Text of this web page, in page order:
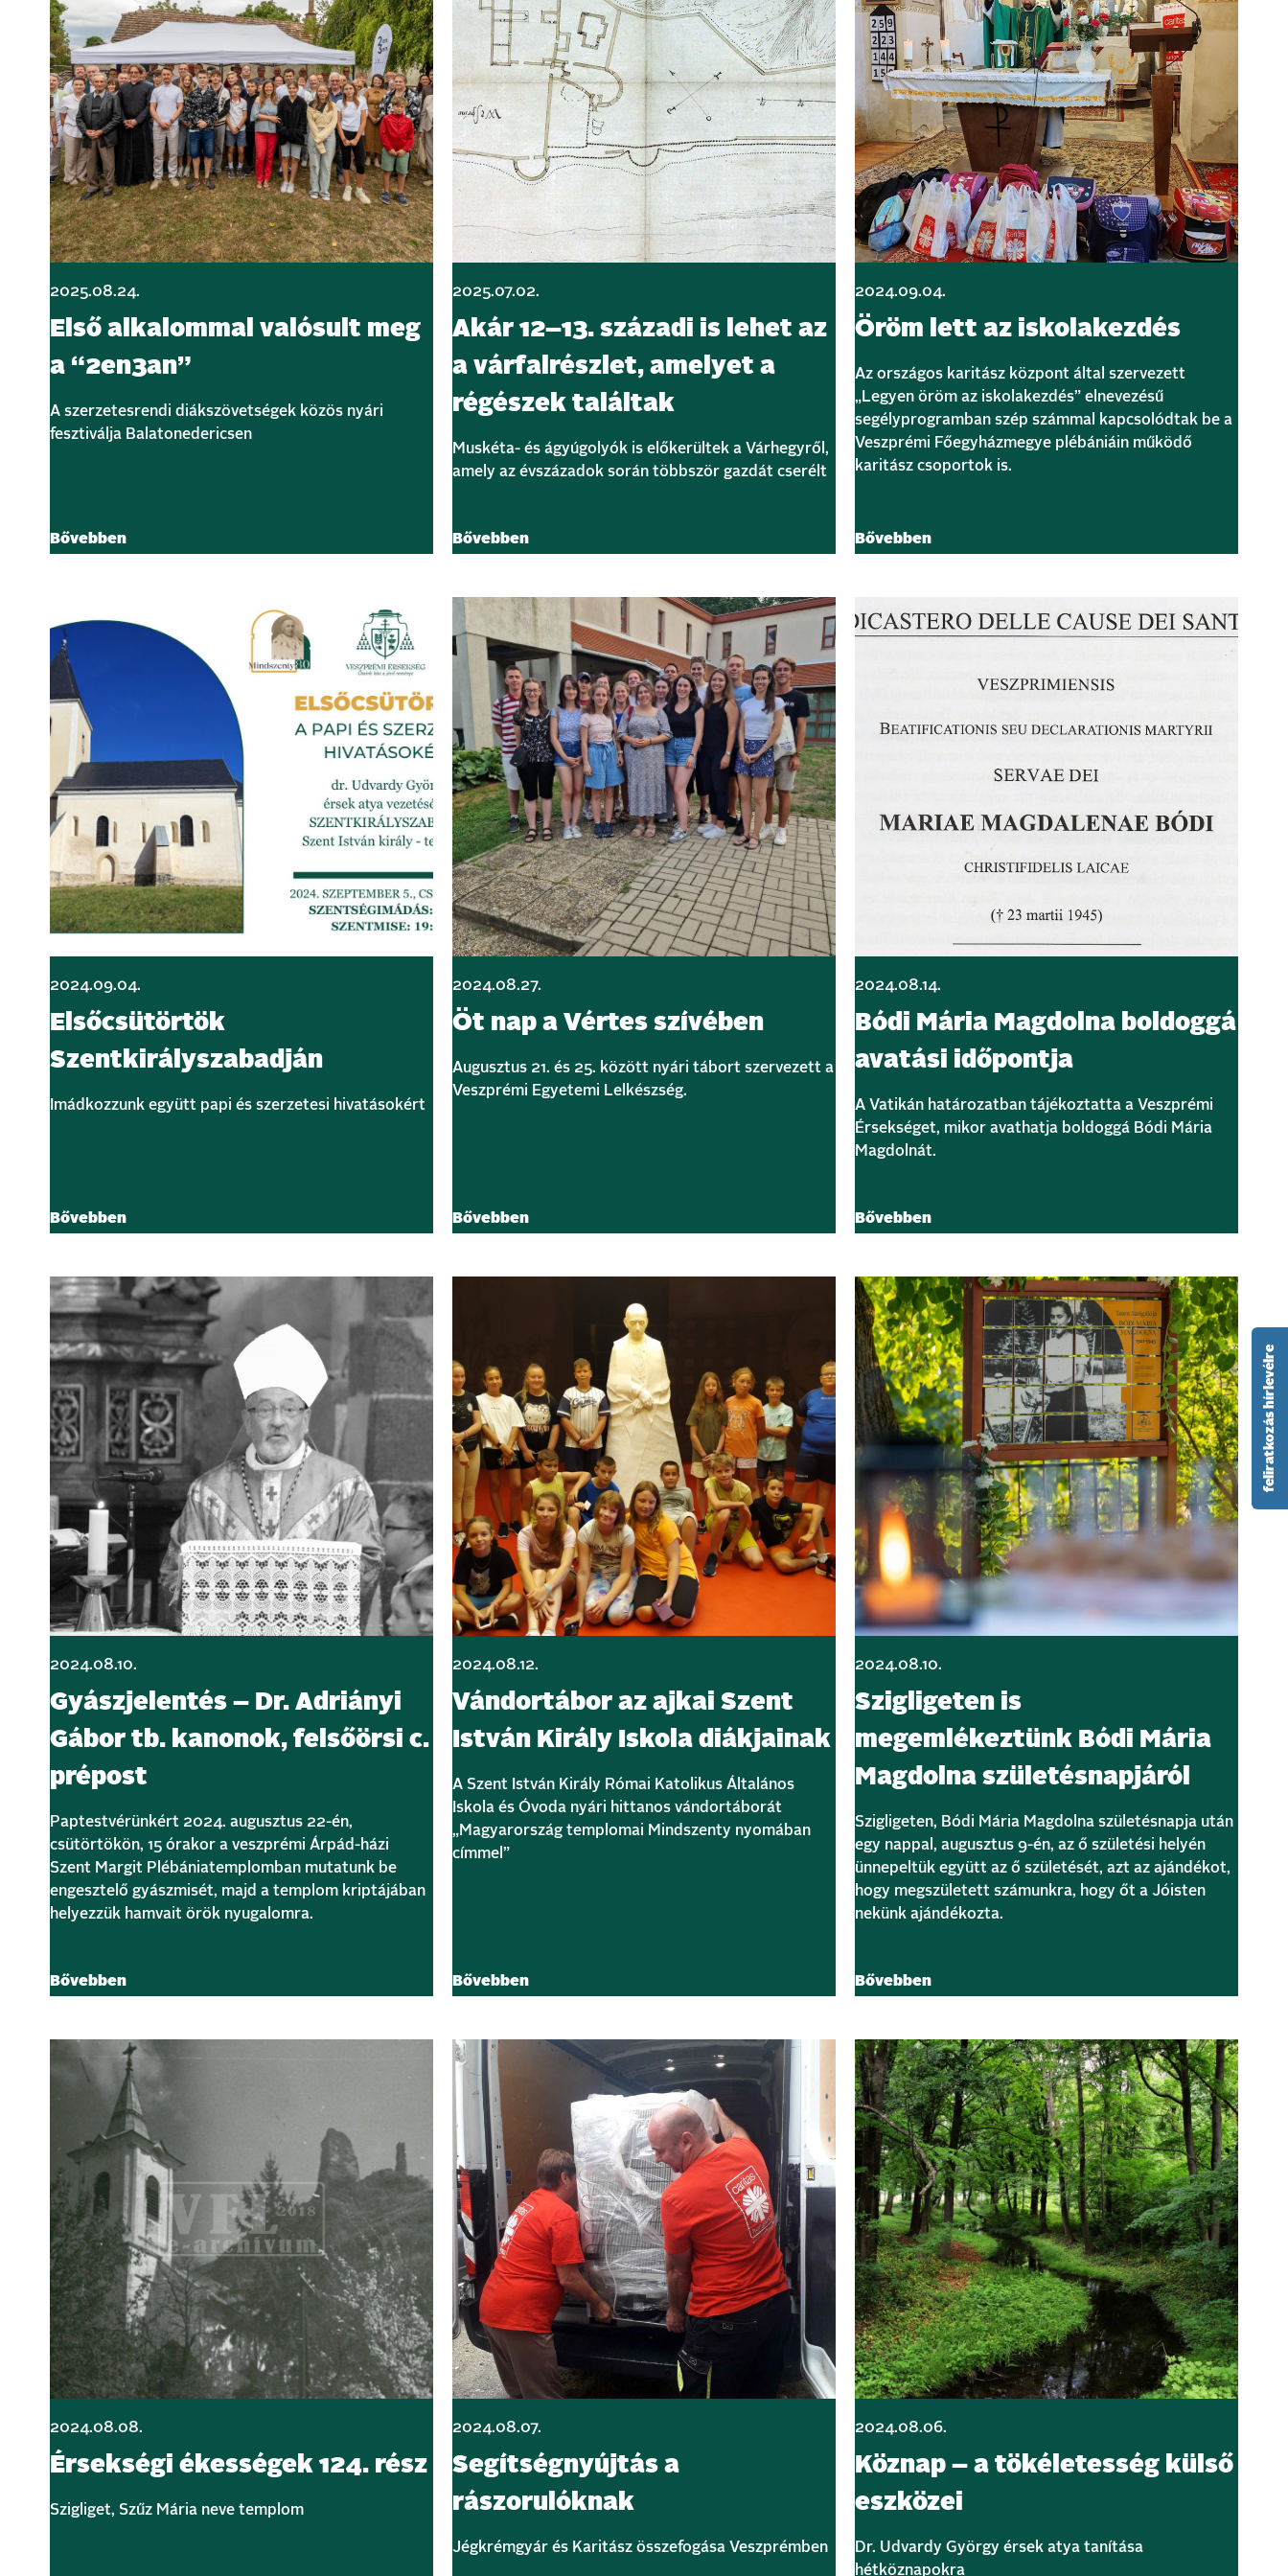
2025.08.24.
Első alkalommal valósult meg
a “2en3an”
A szerzetesrendi diákszövetségek közös nyári
fesztiválja Balatonedericsen
Bővebben
2025.07.02.
Akár 12–13. századi is lehet az
a várfalrészlet, amelyet a
régészek találtak
Muskéta- és ágyúgolyók is előkerültek a Várhegyről,
amely az évszázadok során többször gazdát cserélt
Bővebben
2024.09.04.
Öröm lett az iskolakezdés
Az országos karitász központ által szervezett
„Legyen öröm az iskolakezdés” elnevezésű
segélyprogramban szép számmal kapcsolódtak be a
Veszprémi Főegyházmegye plébániáin működő
karitász csoportok is.
Bővebben
2024.09.04.
Elsőcsütörtök
Szentkirályszabadján
Imádkozzunk együtt papi és szerzetesi hivatásokért
Bővebben
2024.08.27.
Öt nap a Vértes szívében
Augusztus 21. és 25. között nyári tábort szervezett a
Veszprémi Egyetemi Lelkészség.
Bővebben
2024.08.14.
Bódi Mária Magdolna boldoggá
avatási időpontja
A Vatikán határozatban tájékoztatta a Veszprémi
Érsekséget, mikor avathatja boldoggá Bódi Mária
Magdolnát.
Bővebben
2024.08.10.
Gyászjelentés – Dr. Adriányi
Gábor tb. kanonok, felsőörsi c.
prépost
Paptestvérünkért 2024. augusztus 22-én,
csütörtökön, 15 órakor a veszprémi Árpád-házi
Szent Margit Plébániatemplomban mutatunk be
engesztelő gyászmisét, majd a templom kriptájában
helyezzük hamvait örök nyugalomra.
Bővebben
2024.08.12.
Vándortábor az ajkai Szent
István Király Iskola diákjainak
A Szent István Király Római Katolikus Általános
Iskola és Óvoda nyári hittanos vándortáborát
„Magyarország templomai Mindszenty nyomában
címmel”
Bővebben
2024.08.10.
Szigligeten is
megemlékeztünk Bódi Mária
Magdolna születésnapjáról
Szigligeten, Bódi Mária Magdolna születésnapja után
egy nappal, augusztus 9-én, az ő születési helyén
ünnepeltük együtt az ő születését, azt az ajándékot,
hogy megszületett számunkra, hogy őt a Jóisten
nekünk ajándékozta.
Bővebben
2024.08.08.
Érsekségi ékességek 124. rész
Szigliget, Szűz Mária neve templom
2024.08.07.
Segítségnyújtás a
rászorulóknak
Jégkrémgyár és Karitász összefogása Veszprémben
2024.08.06.
Köznap – a tökéletesség külső
eszközei
Dr. Udvardy György érsek atya tanítása
hétköznapokra
feliratkozás hírlevélre